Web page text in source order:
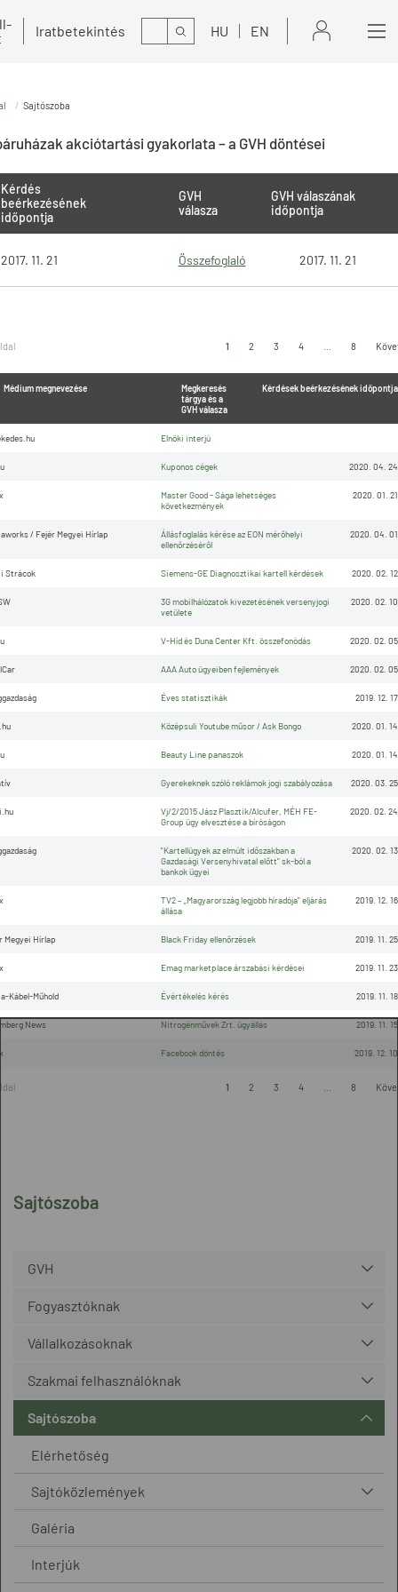
Iratbetekintés Kereső HU EN
Sajtószoba
GVH
Fogyasztóknak
Vállalkozásoknak
Szakmai felhasználóknak
Sajtószoba
Elérhetőség
Sajtóközlemények
Galéria
Interjúk
Sajtószoba
akciótartási gyakorlata – a GVH döntései
Kérdés
beérkezésének
időpontja
GVH
válasza
GVH válaszának
időpontja
2017. 11. 21 Összefoglaló 2017. 11. 21
1 2 3 4 8
Megkeresés
tárgya és a
GVH válasza
Médium megnevezése Kérdések beérkezésének időpontja
Elnöki interjú
Kuponos cégek 2020. 04. 24
Master Good - Sága lehetséges
következmények
2020. 01. 21
/ Fejér Megyei Hírlap
Állásfoglalás kérése az EON mérőhelyi
ellenőrzéséről
2020. 04. 01
Strácok Siemens-GE Diagnosztikai kartell kérdések 2020. 02. 12
3G mobilhálózatok kivezetésének versenyjogi
vetülete
2020. 02. 10
V-Híd és Duna Center Kft. összefonódás 2020. 02. 05
AAA Auto ügyeiben fejlemények 2020. 02. 05
Éves statisztikák 2019. 12. 17
Középsuli Youtube műsor / Ask Bongo 2020. 01. 14
Beauty Line panaszok 2020. 01. 14
Gyerekeknek szóló reklámok jogi szabályozása 2020. 03. 25
Vj/2/2015 Jász Plasztik/Alcufer, MÉH FE-
Group ügy elvesztése a bíróságon
2020. 02. 24
"Kartellügyek az elmúlt időszakban a
Gazdasági Versenyhivatal előtt" sk-ból a
bankok ügyei
2020. 02. 13
TV2 – „Magyarország legjobb híradója" eljárás
állása
2019. 12. 16
Megyei Hírlap Black Friday ellenőrzések 2019. 11. 25
Emag marketplace árszabási kérdései 2019. 11. 23
Kábel-Műhold Évértékelés kérés 2019. 11. 18
News Nitrogénművek Zrt. ügyállás 2019. 11. 15
Facebook döntés 2019. 12. 10
1 2 3 4 8